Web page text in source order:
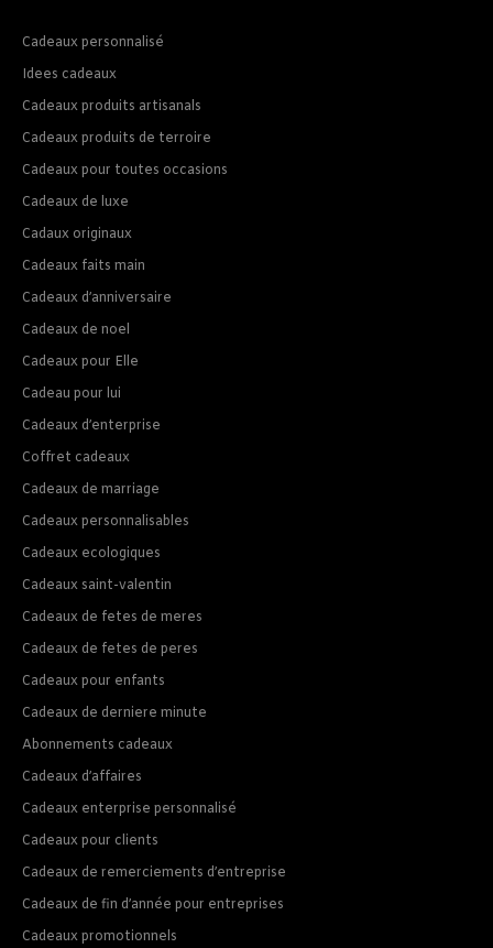
Cadeaux personnalisé
Idees cadeaux
Cadeaux produits artisanals
Cadeaux produits de terroire
Cadeaux pour toutes occasions
Cadeaux de luxe
Cadaux originaux
Cadeaux faits main
Cadeaux d’anniversaire
Cadeaux de noel
Cadeaux pour Elle
Cadeau pour lui
Cadeaux d’enterprise
Coffret cadeaux
Cadeaux de marriage
Cadeaux personnalisables
Cadeaux ecologiques
Cadeaux saint-valentin
Cadeaux de fetes de meres
Cadeaux de fetes de peres
Cadeaux pour enfants
Cadeaux de derniere minute
Abonnements cadeaux
Cadeaux d’affaires
Cadeaux enterprise personnalisé
Cadeaux pour clients
Cadeaux de remerciements d’entreprise
Cadeaux de fin d’année pour entreprises
Cadeaux promotionnels